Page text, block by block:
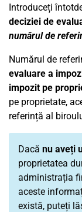
Introduceți
deciziei de
numărul de
Numărul de
evaluare a
impozit pe
pe proprietate,
referință al
Dacă nu aveți
proprietatea
administrația
aceste
există, puteți